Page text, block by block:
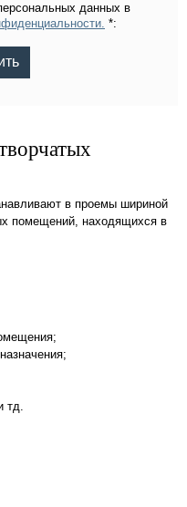
данных в
*:
в проемы шириной
помещений, находящихся в
тд.